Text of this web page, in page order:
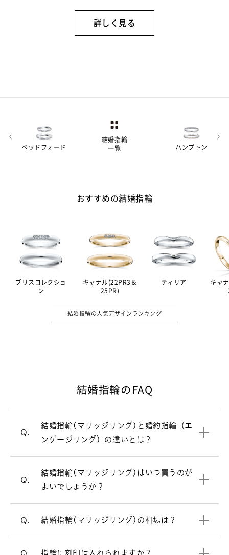
詳しく見る
結婚指輪
一覧
ベッドフォード ハンプトン
おすすめの結婚指輪
ブリスコレクショ
ン
キャナル(22PR3＆
25PR)
ティリア
キャ
結婚指輪の人気デザインランキング
結婚指輪のFAQ
Q.
結婚指輪(マリッジリング)と婚約指輪（エ
ンゲージリング）の違いとは？
証として贈る記念品。その意味を強める
ため、ダイヤモンドをあしらったデザイ
婚約指輪（エンゲージリング） 一覧はこちら
Q.
結婚指輪(マリッジリング)はいつ買うのが
よいでしょうか？
結婚式直前は忙しくなるため、結婚指輪
月ほど前にスタートするのがおすすめで
場合はご入籍の3ヶ月前にはご準備され
ると安心です。
結婚指輪を買うタイミングについて
Q. 結婚指輪(マリッジリング)の相場は？
A.
って価格が変わります。ご要望に合わせ
てご提案させていただきます。
結婚指輪の相場について詳しく見る
Q. 指輪に刻印は入れられますか？
ト・数字などを刻印できます。（無料）
リングのオプションについて
ヤモンドではダイヤモンドをあしらった
デザインが人気です。